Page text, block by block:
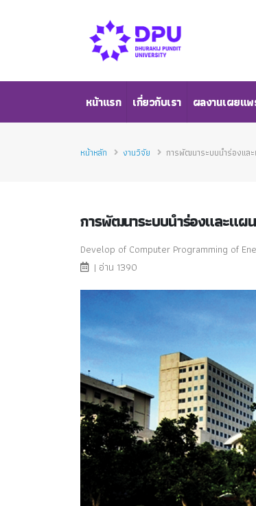
หน้าแรก เกี่ยวกับเรา ผลงานเผยแ
หน้าหลัก งานวิจัย การพัฒนาระบบนำร่องแล
การพัฒนาระบบนำร่องและแผ
Develop of Computer Programming of
| อ่าน 1390